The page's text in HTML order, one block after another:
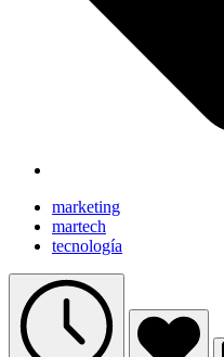
marketing
martech
tecnología